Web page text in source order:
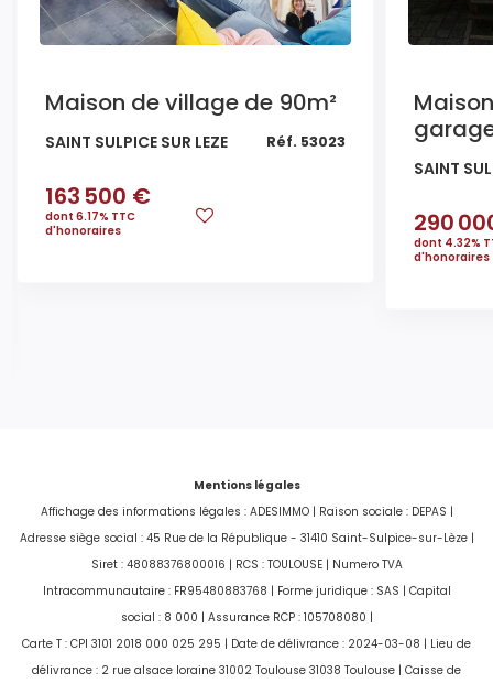
Etat de
d'assainissement
(préconisations à
du compte rendu)
2
Montant estimé des dépenses annuelles d'énergie
pour un usage standard entre 2030€ et 2790€.
Pour la date de référence 01/01/2024.
Maison de village de 90m²
SAINT SULPICE SUR LEZE Réf. 53023
163 500 €
dont 6.17% TTC
d'honoraires
SAINT
290
dont 4.32%
d'honoraires
Mentions légales
Affichage des informations légales : ADESIMMO | Raison sociale : DEPAS |
Adresse siège social : 45 Rue de la République - 31410 Saint-Sulpice-sur-Lèze |
Siret : 48088376800016 | RCS : TOULOUSE | Numero TVA
Intracommunautaire : FR95480883768 | Forme juridique : SAS | Capital
social : 8 000 | Assurance RCP : 105708080 |
Carte T : CPI 3101 2018 000 025 295 | Date de délivrance : 2024-03-08 | Lieu de
délivrance : 2 rue alsace loraine 31002 Toulouse 31038 Toulouse | Caisse de